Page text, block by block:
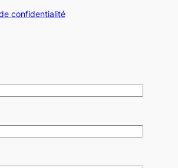
confidentialité